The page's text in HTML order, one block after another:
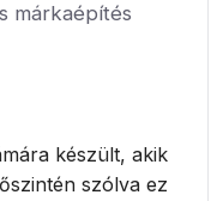
márkaépítés
készült, akik
szólva ez